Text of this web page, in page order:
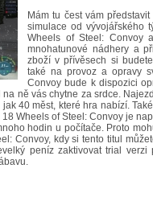
Mám tu čest vám
simulace od vývojářského
Wheels of Steel: Convoy
mnohatunové nádhery a
zboží v přívěsech si
také na provoz a opravy
Convoy bude k dispozici
na ně vás chytne za srdce.
40 měst, které hra nabízí.
Wheels of Steel: Convoy je
hodin u počítače. Proto
Convoy, kdy si tento titul
peníz zaktivovat trial